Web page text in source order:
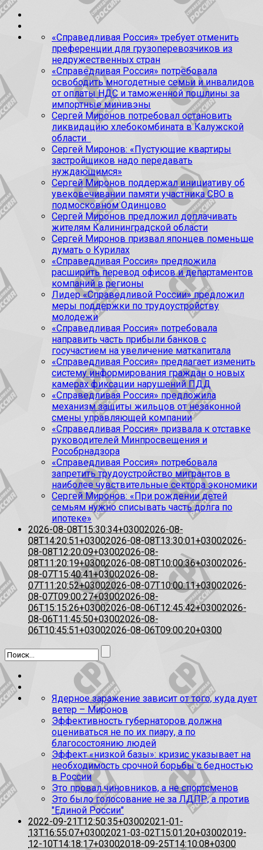
«Справедливая Россия» требует отменить
преференции для грузоперевозчиков из
недружественных стран
«Справедливая Россия» потребовала
освободить многодетные семьи и инвалидов
от оплаты НДС и таможенной пошлины за
импортные минивэны
Сергей Миронов потребовал остановить
ликвидацию хлебокомбината в Калужской
области
Сергей Миронов: «Пустующие квартиры
застройщиков надо передавать
нуждающимся»
Сергей Миронов поддержал инициативу об
увековечивании памяти участника СВО в
подмосковном Одинцово
Сергей Миронов предложил доплачивать
жителям Калининградской области
Сергей Миронов призвал японцев поменьше
думать о Курилах
«Справедливая Россия» предложила
расширить перевод офисов и департаментов
компаний в регионы
Лидер «Справедливой России» предложил
меры поддержки по трудоустройству
молодежи
«Справедливая Россия» потребовала
направить часть прибыли банков с
госучастием на увеличение маткапитала
«Справедливая Россия» предлагает изменить
систему информирования граждан о новых
камерах фиксации нарушений ПДД
«Справедливая Россия» предложила
механизм защиты жильцов от незаконной
смены управляющей компании
«Справедливая Россия» призвала к отставке
руководителей Минпросвещения и
Рособрнадзора
«Справедливая Россия» потребовала
запретить трудоустройство мигрантов в
наиболее чувствительные сектора экономики
Сергей Миронов: «При рождении детей
семьям нужно списывать часть долга по
ипотеке»
2026-08-08T15:30:34+03002026-08-
08T14:20:51+03002026-08-08T13:30:01+03002026-
08-08T12:20:09+03002026-08-
08T11:20:19+03002026-08-08T10:00:36+03002026-
08-07T15:40:41+03002026-08-
07T11:20:52+03002026-08-07T10:00:11+03002026-
08-07T09:00:27+03002026-08-
06T15:15:26+03002026-08-06T12:45:42+03002026-
08-06T11:45:50+03002026-08-
06T10:45:51+03002026-08-06T09:00:20+0300
Ядерное заражение зависит от того, куда дует
ветер – Миронов
Эффективность губернаторов должна
оцениваться не по их пиару, а по
благосостоянию людей
Эффект «низкой базы»: кризис указывает на
необходимость срочной борьбы с бедностью
в России
Это провал чиновников, а не спортсменов
Это было голосование не за ЛДПР, а против
"Единой России"
2022-09-21T12:50:35+03002021-01-
13T16:55:07+03002021-03-02T15:01:20+03002019-
12-10T14:18:17+03002018-09-25T14:10:08+0300